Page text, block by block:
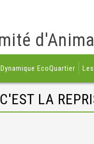
Dynamique EcoQuartier
C'EST LA